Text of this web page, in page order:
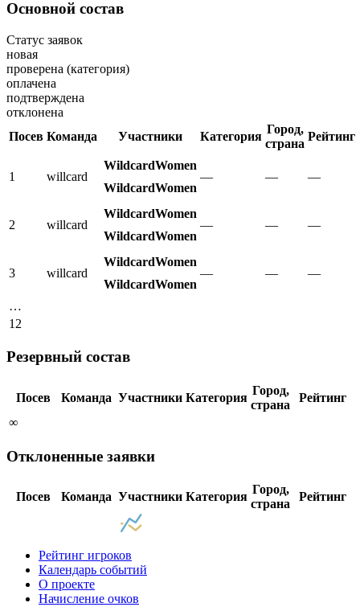
Основной состав
Статус заявок
новая
проверена (категория)
оплачена
подтверждена
отклонена
Посев Команда Участники Категория
Город,
страна
Рейтинг
1 willcard
WildcardWomen
WildcardWomen
— — —
2 willcard
WildcardWomen
WildcardWomen
— — —
3 willcard
WildcardWomen
WildcardWomen
— — —
…
12
Резервный состав
Посев Команда Участники Категория
Город,
страна
Рейтинг
∞
Отклоненные заявки
Посев Команда Участники Категория
Город,
страна
Рейтинг
Рейтинг игроков
Календарь событий
О проекте
Начисление очков